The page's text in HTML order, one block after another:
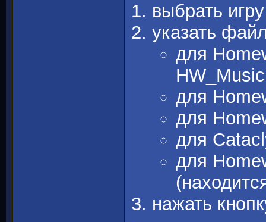
выбрать
указать
для
для
для
для
для
нажать